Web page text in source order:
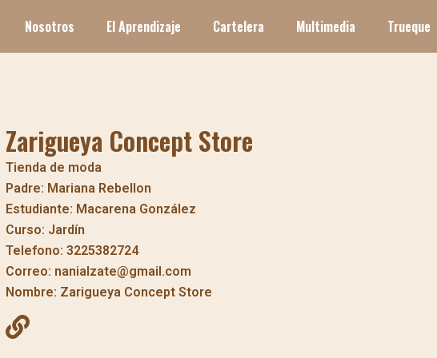
Nosotros El Aprendizaje Cartelera Multimedia Trueque
Zarigueya Concept Store
Tienda de moda
Padre: Mariana Rebellon
Estudiante: Macarena González
Curso: Jardín
Telefono: 3225382724
Correo: nanialzate@gmail.com
Nombre: Zarigueya Concept Store